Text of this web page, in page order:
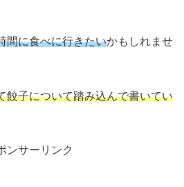
間に食べに行きたいかもしれませ
餃子について踏み込んで書いてい
ンサーリンク